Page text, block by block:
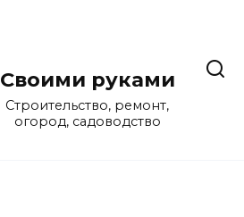
Своими руками
Строительство, ремонт,
огород, садоводство